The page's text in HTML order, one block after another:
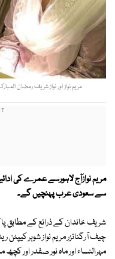
مریم نواز اور نواز شریف رمضان
مریم نوازآج لاہورسے عمرے کی
سے سعودی عرب پہنچیں گے۔
شریف خاندان کے ذرائع کے مطابق
چیف آرگنائزر مریم نواز شوہر
مہرالنساء اور ماہ نور صفدر اور